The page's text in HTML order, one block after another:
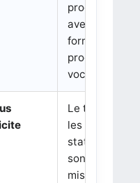
programme,
avec une
formalisation
progressive
vocabulaire.
Le tableur et
les données
statistiques
sont
mis en avant